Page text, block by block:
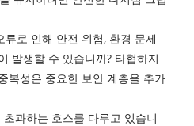
류로 인해 안전 위험, 환경 문제
발생할 수 있습니까? 타협하지
복성은 중요한 보안 계층을 추가
과하는 호스를 다루고 있습니